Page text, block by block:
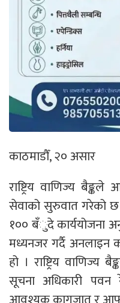
काठमाडौँ, २० असार
राष्ट्रिय वाणिज्य
सेवाको सुरुवात गरेको छ
१०० बँुदे कार्ययोजना
मध्यनजर गर्दै
हो । राष्ट्रिय वाणिज्य
सूचना अधिकारी पवन